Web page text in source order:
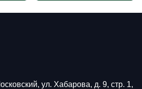
ул. Хабарова, д. 9, стр. 1,